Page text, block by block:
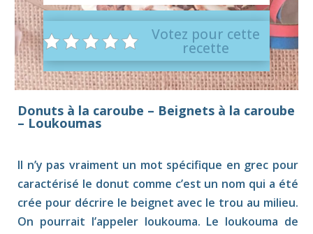
Votez pour cette
recette
Donuts à la caroube – Beignets à la caroube
– Loukoumas
Il n’y pas vraiment un mot spécifique en grec pour
caractérisé le donut comme c’est un nom qui a été
crée pour décrire le beignet avec le trou au milieu.
On pourrait l’appeler loukouma. Le loukouma de